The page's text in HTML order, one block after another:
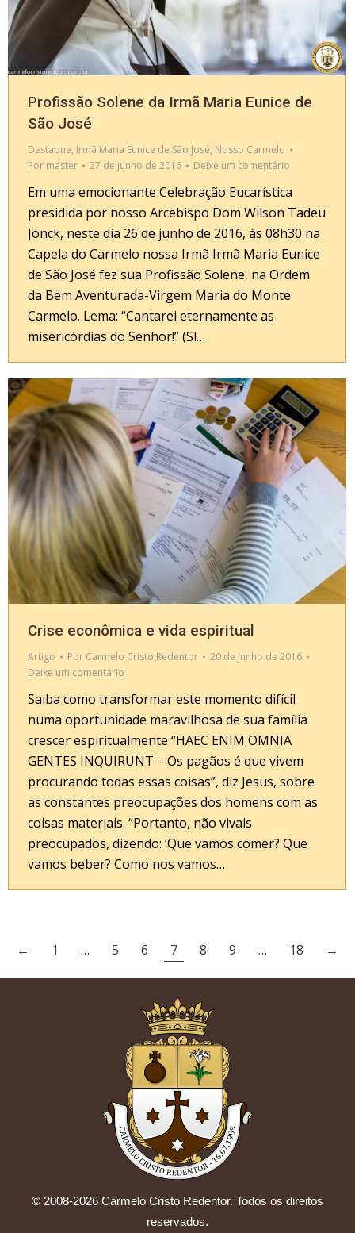
Profissão Solene da Irmã Maria Eunice de
São José
Destaque, Irmã Maria Eunice de São José, Nosso Carmelo
Por master 27 de junho de 2016 Deixe um comentário
Em uma emocionante Celebração Eucarística
presidida por nosso Arcebispo Dom Wilson Tadeu
Jönck, neste dia 26 de junho de 2016, às 08h30 na
Capela do Carmelo nossa Irmã Irmã Maria Eunice
de São José fez sua Profissão Solene, na Ordem
da Bem Aventurada-Virgem Maria do Monte
Carmelo. Lema: “Cantarei eternamente as
misericórdias do Senhor!” (Sl…
Crise econômica e vida espiritual
Artigo Por Carmelo Cristo Redentor
20 de junho de 2016
Deixe um comentário
Saiba como transformar este momento difícil
numa oportunidade maravilhosa de sua família
crescer espiritualmente “HAEC ENIM OMNIA
GENTES INQUIRUNT – Os pagãos é que vivem
procurando todas essas coisas”, diz Jesus, sobre
as constantes preocupações dos homens com as
coisas materiais. “Portanto, não vivais
preocupados, dizendo: ‘Que vamos comer? Que
vamos beber? Como nos vamos…
← 1 … 5 6 7 8 9 … 18 →
© 2008-2026 Carmelo Cristo Redentor. Todos os direitos
reservados.